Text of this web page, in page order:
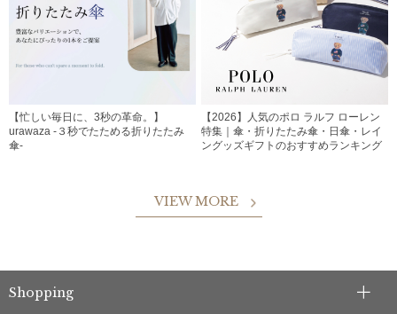
【忙しい毎日に、3秒の革命。】
urawaza -３秒でたためる折りたたみ
傘-
【2026】人気のポロ ラルフ ローレン
特集｜傘・折りたたみ傘・日傘・レイ
ングッズギフトのおすすめランキング
VIEW MORE
Shopping